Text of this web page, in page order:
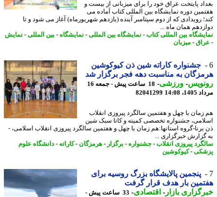
پایتخت عراق خود را برای میزبانی از بیست و
دوره نمایشگاه بین المللی کتاب آماده می
رویدادی که از دوم سپتامبر آینده (یازدهم شهریورماه) آغاز می شود و تا
همان ماه ...
بین المللی کتاب-نمایشگاه بین المللی-نمایشگاه-بین المللی-نمایش
- میزبان
جشنواره کاراته شین ذن کیوکوشین
به مناسبت دهه فجر برگزار شد
-ورزشی-
18 ساعت پیش - جمعه 16
14:08
82041299
با چهل و هفتمین سالگرد پیروزی انقلاب
جشنواره تخصصی کمیته و کاتا سبک شین
گروه استانها:هم زمان با چهل و هفتمین سالگرد پیروزی انقلاب اسلامی، -
خبرگزاری ...
پیروزی انقلاب-جشنواره- برگزار - هرمزگان -کاراته- دانشگاه علوم
-کیوکوشین
پنجمین پالایشگاه بزرگ روسیه برای
بار هدف قرار گرفت
بازار- اقتصادی-
33 ساعت پیش -